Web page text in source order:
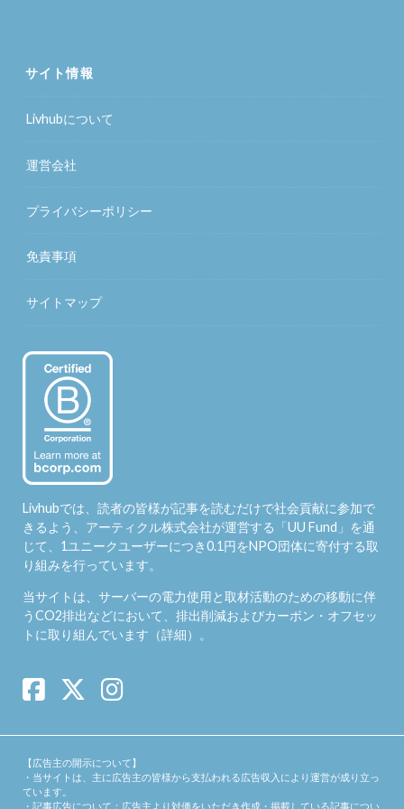
サイト情報
Livhubについて
運営会社
プライバシーポリシー
免責事項
サイトマップ
Livhubでは、読者の皆様が記事を読むだけで社会貢献に参加で
きるよう、アーティクル株式会社が運営する「UU Fund 」を通
じて、1ユニークユーザーにつき0.1円をNPO団体に寄付する取
り組みを行っています。
当サイトは、サーバーの電力使用と取材活動のための移動に伴
うCO2排出などにおいて、排出削減およびカーボン・オフセッ
トに取り組んでいます（詳細）。
【広告主の開示について】
・当サイトは、主に広告主の皆様から支払われる広告収入により運営が成り立っ
ています。
・記事広告について：広告主より対価をいただき作成・掲載している記事につい